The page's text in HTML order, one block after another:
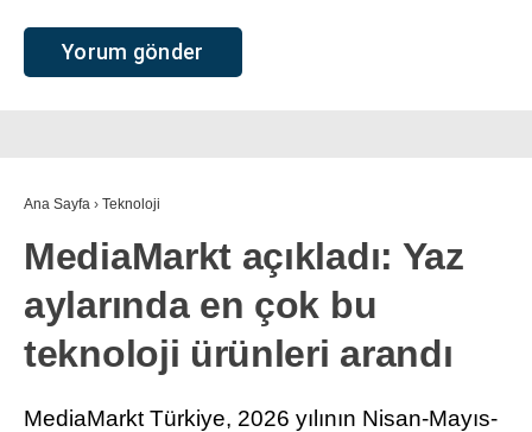
Ana Sayfa › Teknoloji
MediaMarkt açıkladı: Yaz
aylarında en çok bu
teknoloji ürünleri arandı
MediaMarkt Türkiye, 2026 yılının Nisan-Mayıs-